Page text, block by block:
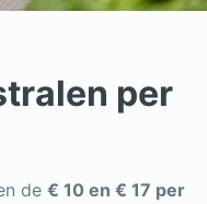
per
de € 10 en € 17 per